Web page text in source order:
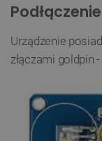
Urządzenie
złączami goldpin